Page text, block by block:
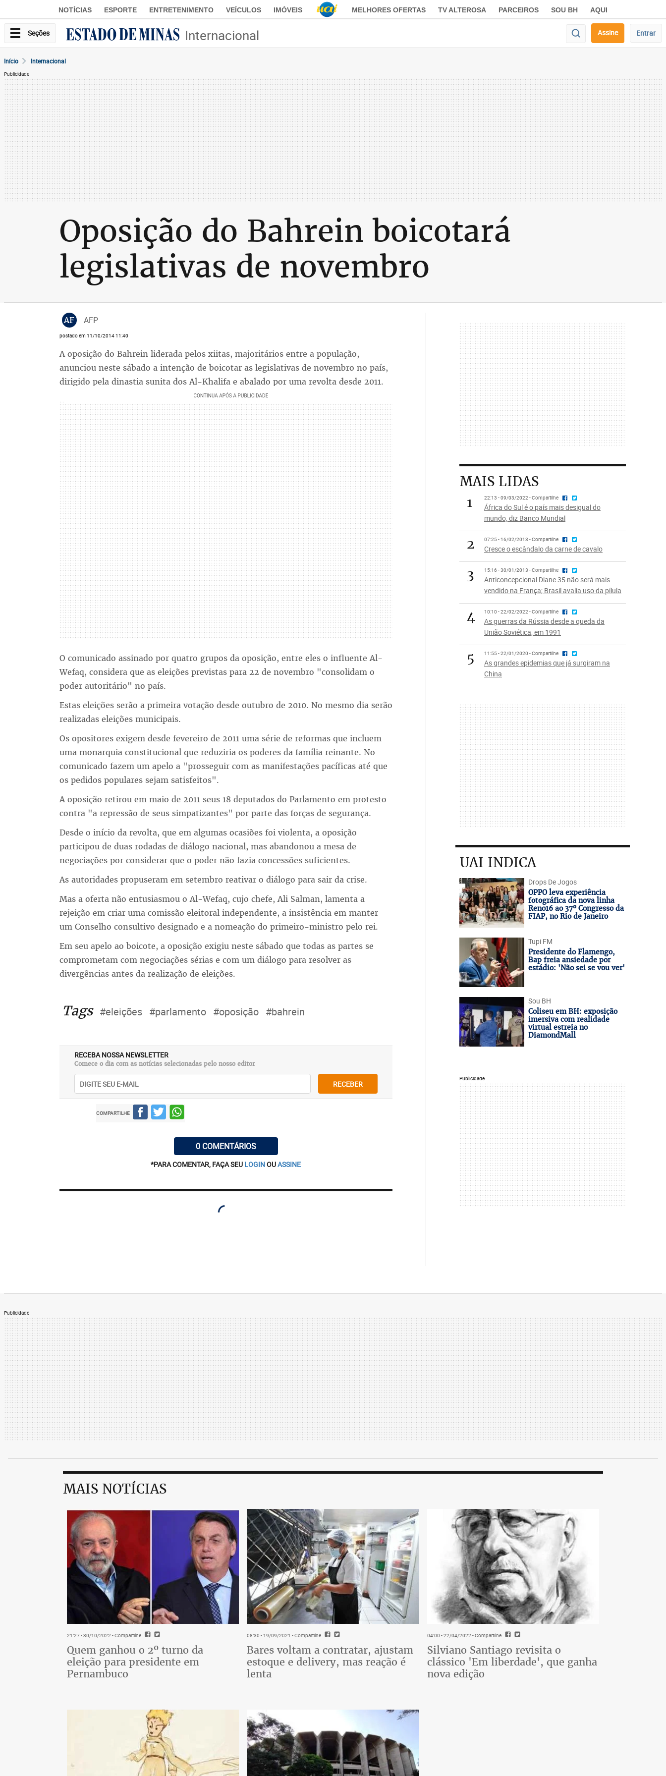
NOTÍCIAS ESPORTE ENTRETENIMENTO VEÍCULOS IMÓVEIS MELHORES OFERTAS TV ALTEROSA PARCEIROS SOU BH AQUI
Seções Internacional Assine Entrar
Início Internacional
Publicidade
Oposição do Bahrein boicotará
legislativas de novembro
AF AFP
postado em 11/10/2014 11:40
A oposição do Bahrein liderada pelos xiitas, majoritários entre a população,
anunciou neste sábado a intenção de boicotar as legislativas de novembro no país,
dirigido pela dinastia sunita dos Al-Khalifa e abalado por uma revolta desde 2011.
O comunicado assinado por quatro grupos da oposição, entre eles o influente Al-
Wefaq, considera que as eleições previstas para 22 de novembro "consolidam o
poder autoritário" no país.
Estas eleições serão a primeira votação desde outubro de 2010. No mesmo dia serão
realizadas eleições municipais.
Os opositores exigem desde fevereiro de 2011 uma série de reformas que incluem
uma monarquia constitucional que reduziria os poderes da família reinante. No
comunicado fazem um apelo a "prosseguir com as manifestações pacíficas até que
os pedidos populares sejam satisfeitos".
A oposição retirou em maio de 2011 seus 18 deputados do Parlamento em protesto
contra "a repressão de seus simpatizantes" por parte das forças de segurança.
Desde o início da revolta, que em algumas ocasiões foi violenta, a oposição
participou de duas rodadas de diálogo nacional, mas abandonou a mesa de
negociações por considerar que o poder não fazia concessões suficientes.
As autoridades propuseram em setembro reativar o diálogo para sair da crise.
Mas a oferta não entusiasmou o Al-Wefaq, cujo chefe, Ali Salman, lamenta a
rejeição em criar uma comissão eleitoral independente, a insistência em manter
um Conselho consultivo designado e a nomeação do primeiro-ministro pelo rei.
Em seu apelo ao boicote, a oposição exigiu neste sábado que todas as partes se
comprometam com negociações sérias e com um diálogo para resolver as
divergências antes da realização de eleições.
Tags #eleições #parlamento #oposição #bahrein
RECEBA NOSSA NEWSLETTER
Comece o dia com as notícias selecionadas pelo nosso editor
RECEBER
COMPARTILHE
0 COMENTÁRIOS
*PARA COMENTAR, FAÇA SEU LOGINOUASSINE
MAIS LIDAS
1
22:13 - 09/03/2022 - Compartilhe
África do Sul é o país mais desigual do
mundo, diz Banco Mundial
2 07:25 - 16/02/2013 - Compartilhe
Cresce o escândalo da carne de cavalo
3 15:16 - 30/01/2013 - Compartilhe
Anticoncepcional Diane 35 não será mais
vendido na França; Brasil avalia uso da pílula
4 10:10 - 22/02/2022 - Compartilhe
As guerras da Rússia desde a queda da
União Soviética, em 1991
5 11:55 - 22/01/2020 - Compartilhe
As grandes epidemias que já surgiram na
China
UAI INDICA
Drops De Jogos
OPPO leva experiência
fotográfica da nova linha
Reno16 ao 37º Congresso da
FIAP, no Rio de Janeiro
Tupi FM
Presidente do Flamengo,
Bap freia ansiedade por
estádio: 'Não sei se vou ver'
Sou BH
Coliseu em BH: exposição
imersiva com realidade
virtual estreia no
DiamondMall
Publicidade
Publicidade
MAIS NOTÍCIAS
21:27 - 30/10/2022- Compartilhe
Quem ganhou o 2º turno da
eleição para presidente em
Pernambuco
08:30 - 19/09/2021 - Compartilhe
Bares voltam a contratar, ajustam
estoque e delivery, mas reação é
lenta
04:00 - 22/04/2022- Compartilhe
Silviano Santiago revisita o
clássico 'Em liberdade', que ganha
nova edição